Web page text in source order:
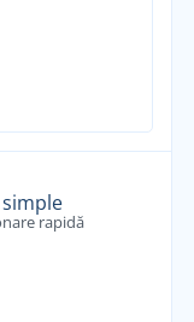
rapidă